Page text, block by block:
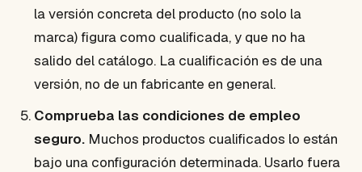
la versión concreta del producto (no solo la
marca) figura como cualificada, y que no ha
salido del catálogo. La cualificación es de una
versión, no de un fabricante en general.
Comprueba las condiciones de empleo
seguro. Muchos productos cualificados lo están
bajo una configuración determinada. Usarlo fuera